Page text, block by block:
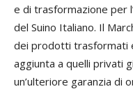
e di trasformazione per
del Suino Italiano. Il
dei prodotti trasformati
aggiunta a quelli privati
un’ulteriore garanzia di